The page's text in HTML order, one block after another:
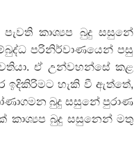
කාශ්‍යප බුදු සසුනේ
පරිනිර්වාණයෙන් පසු
ඒ උන්වහන්සේ කළ
ඉදිකිරිමට හැකි වී ඇත්තේ,
බුදු සසුනේ පුරාණ
කාශ්‍යප බුදු සසුනෙන් මතු